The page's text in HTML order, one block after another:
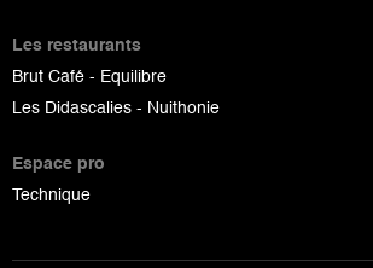
Les restaurants
Brut Café - Equilibre
Les Didascalies - Nuithonie
Espace pro
Technique